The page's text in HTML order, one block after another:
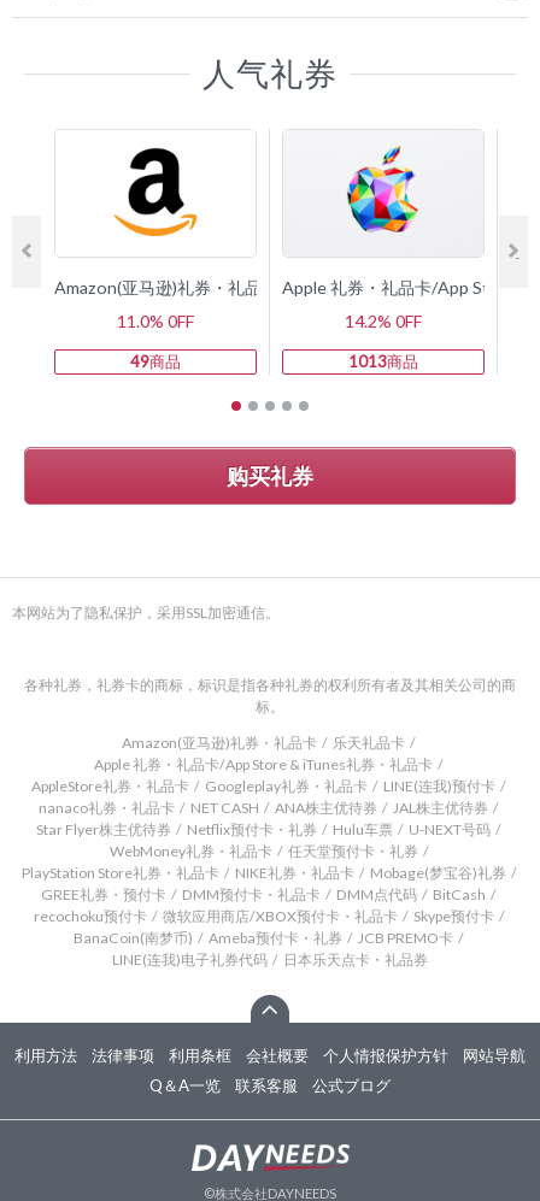
人气礼券
Amazon(亚马逊)礼券・礼品卡
11.0% 0FF
49商品
Apple 礼券・礼品卡/App Store &
14.2% 0FF
1013商品
购买礼券
本网站为了隐私保护，采用SSL加密通信。
各种礼券，礼券卡的商标，标识是指各种礼券的权利所有者及其相关公司的商
标。
Amazon(亚马逊)礼券・礼品卡
乐天礼品卡
Apple 礼券・礼品卡/App Store & iTunes礼券・礼品卡
AppleStore礼券・礼品卡
Googleplay礼券・礼品卡
LINE(连我)预付卡
nanaco礼券・礼品卡
NET CASH ANA株主优待券
JAL株主优待券
Star Flyer株主优待券
Netflix预付卡・礼券 Hulu车票
U-NEXT号码
WebMoney礼券・礼品卡
任天堂预付卡・礼券
PlayStation Store礼券・礼品卡
NIKE礼券・礼品卡
Mobage(梦宝谷)礼券
GREE礼券・预付卡
DMM预付卡・礼品卡 DMM点代码
BitCash
recochoku预付卡
微软应用商店/XBOX预付卡・礼品卡
Skype预付卡
BanaCoin(南梦币)
Ameba预付卡・礼券
JCB PREMO卡
LINE(连我)电子礼券代码
日本乐天点卡・礼品券
利用方法 法律事项 利用条框 会社概要 个人情报保护方针
网站导航
Q＆A一览
联系客服 公式ブログ
©株式会社DAYNEEDS